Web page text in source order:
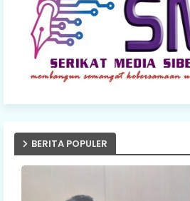
BERITA POPULER